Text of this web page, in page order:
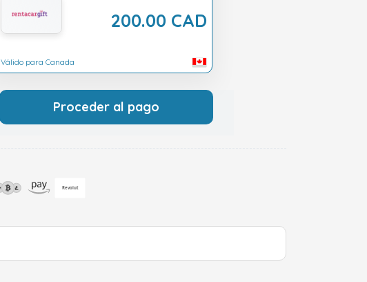
200.00 CAD
Válido para Canada
Proceder al pago